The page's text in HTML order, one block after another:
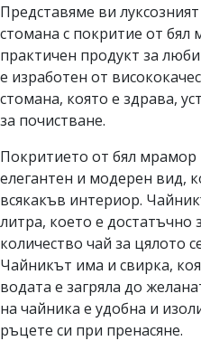
Представяме ви
стомана с покритие от бял
практичен продукт за
е изработен от
стомана, която е здрава,
за почистване.
Покритието от бял мрамор
елегантен и модерен вид,
всякакъв интериор.
литра, което е достатъчно
количество чай за цялото
Чайникът има и свирка,
водата е загряла до
на чайника е удобна и
ръцете си при пренасяне.